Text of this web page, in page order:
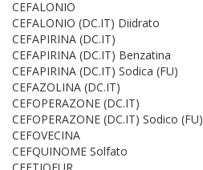
CEFALONIO
CEFALONIO (DC.IT) Diidrato
CEFAPIRINA (DC.IT)
CEFAPIRINA (DC.IT) Benzatina
CEFAPIRINA (DC.IT) Sodica (FU)
CEFAZOLINA (DC.IT)
CEFOPERAZONE (DC.IT)
CEFOPERAZONE (DC.IT) Sodico (FU)
CEFOVECINA
CEFQUINOME Solfato